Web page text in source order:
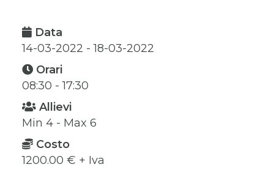
Data
14-03-2022 - 18-03-2022
Orari
08:30 - 17:30
Allievi
Min 4 - Max 6
Costo
1200.00 € + Iva